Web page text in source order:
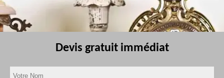
Devis gratuit immédiat